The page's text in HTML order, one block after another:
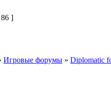
]
Игровые форумы » Diplomatic